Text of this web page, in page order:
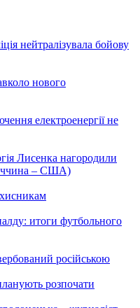
нейтралізувала бойову
нового
електроенергії не
Лисенка нагородили
– США)
итоги футбольного
російською
розпочати